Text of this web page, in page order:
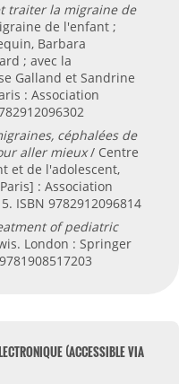
traiter la migraine de
de l'enfant ;
Barbara
; avec la
Galland et Sandrine
: Association
céphalées de
aller mieux/ Centre
et de l'adolescent,
: Association
ISBN 9782912096814
of pediatric
London : Springer
(ACCESSIBLE VIA